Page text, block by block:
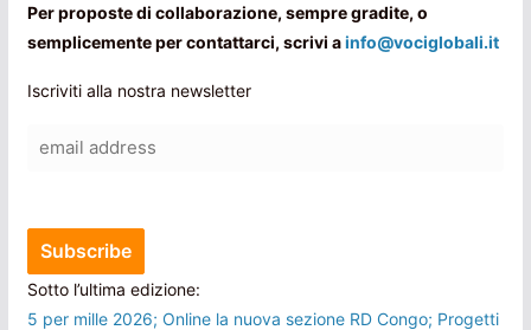
Per proposte di collaborazione, sempre gradite, o
semplicemente per contattarci, scrivi ainfo@vociglobali.it
Iscriviti alla nostra newsletter
Sotto l’ultima edizione:
5 per mille 2026; Online la nuova sezione RD Congo; Progetti